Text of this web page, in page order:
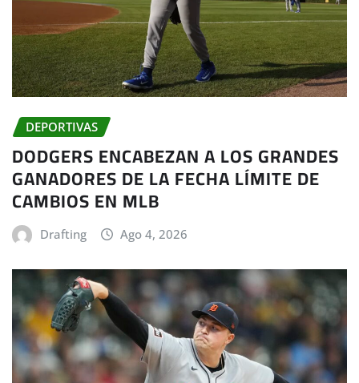
DEPORTIVAS
DODGERS ENCABEZAN A LOS GRANDES
GANADORES DE LA FECHA LÍMITE DE
CAMBIOS EN MLB
Drafting Ago 4, 2026